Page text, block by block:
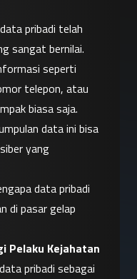
pribadi telah
sangat bernilai.
seperti
telepon, atau
biasa saja.
data ini bisa
yang
data pribadi
di pasar gelap
Pelaku Kejahatan
pribadi sebagai